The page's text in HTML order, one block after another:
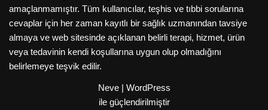
amaçlanmamıştır. Tüm kullanıcılar, teşhis ve tıbbi sorularına
cevaplar için her zaman kayıtlı bir sağlık uzmanından tavsiye
almaya ve web sitesinde açıklanan belirli terapi, hizmet, ürün
veya tedavinin kendi koşullarına uygun olup olmadığını
belirlemeye teşvik edilir.
Neve| WordPress
ile güçlendirilmiştir